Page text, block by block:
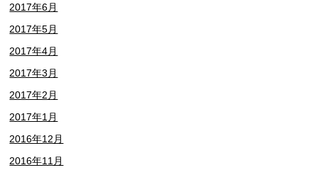
2017年6月
2017年5月
2017年4月
2017年3月
2017年2月
2017年1月
2016年12月
2016年11月